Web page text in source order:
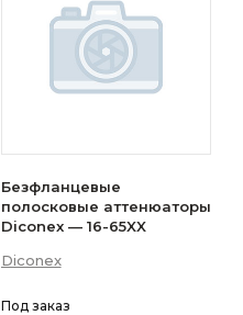
Безфланцевые
полосковые аттенюаторы
Diconex — 16-65XX
Diconex
Под заказ